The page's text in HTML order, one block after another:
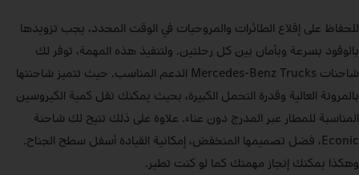
للحفاظ على إقلاع الطائرات والمروحيات في الوقت المحدد، يجب تزويدها
بالوقود بسرعة وبأمان بين كل رحلتين. ولتنفيذ هذه المهمة، توفر لك
شاحنات Mercedes‑Benz Trucks الدعم المناسب. حيث تتميز شاحنتها
بالمرونة العالية وقدرة التحمل الكبيرة، بحيث يمكنك نقل كمية الكيروسين
المناسبة للمطار عبر المدرج دون عناء. علاوة على ذلك تتيح لك شاحنة
Econic، فضل تصميمها المنخفض، إمكانية القيادة أسفل سطح الجناح.
وهكذا يمكنك إنجاز مهمتك كما لو كنت تطير.